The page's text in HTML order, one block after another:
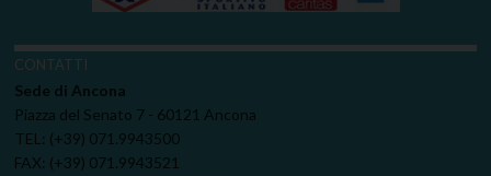
CONTATTI
Sede di Ancona
Piazza del Senato 7 - 60121 Ancona
TEL: (+39) 071.9943500
FAX: (+39) 071.9943521